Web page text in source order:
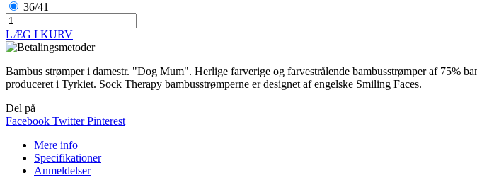
36/41
LÆG I KURV
Bambus strømper i damestr. "Dog Mum". Herlige farverige og farvestrålende bambusstrømper af 75%
produceret i Tyrkiet. Sock Therapy bambusstrømperne er designet af engelske Smiling Faces.
Del på
Facebook Twitter Pinterest
Mere info
Specifikationer
Anmeldelser